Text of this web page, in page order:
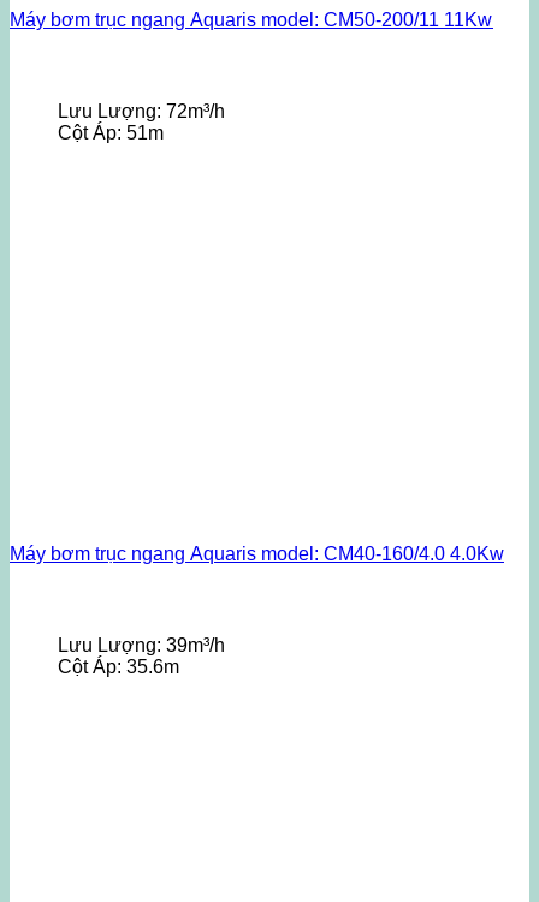
Máy bơm trục ngang Aquaris model: CM50-200/11 11Kw
Lưu Lượng: 72m³/h
Cột Áp: 51m
Máy bơm trục ngang Aquaris model: CM40-160/4.0 4.0Kw
Lưu Lượng: 39m³/h
Cột Áp: 35.6m